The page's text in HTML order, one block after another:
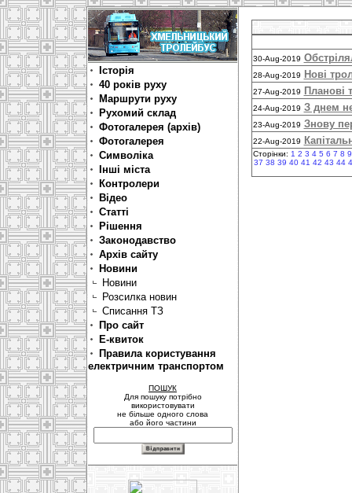
Історія
40 років руху
Маршрути руху
Рухомий склад
Фотогалерея (архів)
Фотогалерея
Символіка
Інші міста
Контролери
Відео
Статті
Рішення
Законодавство
Архів сайту
Новини
Новини
Розсилка новин
Списання ТЗ
Про сайт
Е-квиток
Правила користування
електричним транспортом
ПОШУК
Для пошуку потрібно
використовувати
не більше одного слова
або його частини
30-Aug-2019
28-Aug-2019 Нові
27-Aug-2019 Планові
24-Aug-2019 З днем
23-Aug-2019 Знову
22-Aug-2019
Сторінки: 1 2 3 4 5 6 7 8 9
37 38 39 40 41 42 43 44